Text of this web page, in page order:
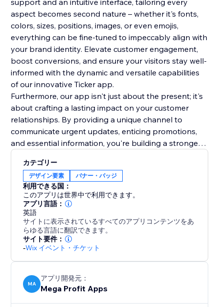
support and an intuitive interface, tailoring every
aspect becomes second nature – whether it's fonts,
colors, sizes, positions, images, or even emojis,
everything can be fine-tuned to impeccably align with
your brand identity. Elevate customer engagement,
boost conversions, and ensure your visitors stay well-
informed with the dynamic and versatile capabilities
of our innovative Ticker app.
Furthermore, our app isn't just about the present; it's
about crafting a lasting impact on your customer
relationships. By providing a unique channel to
communicate urgent updates, enticing promotions,
and essential information, you're building a stronger
impression will resonate beyond the initial interaction,
fostering repeat visits and long-term loyalty. Make a
lasting mark on your online presence.
カテゴリー
デザイン要素 バナー・バッジ
利用できる国：
このアプリは世界中で利用できます。
アプリ言語：
英語
サイトに表示されているすべてのアプリコンテンツをあ
らゆる言語に翻訳できます。
サイト要件：
-Wix イベント・チケット
MA
アプリ開発元：
Mega Profit Apps